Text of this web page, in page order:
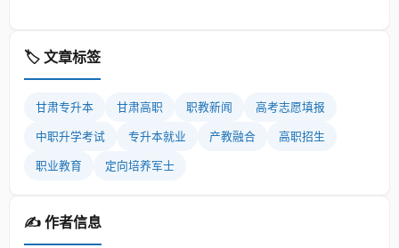
🏷️ 文章标签
甘肃专升本 甘肃高职 职教新闻 高考志愿填报
中职升学考试 专升本就业 产教融合 高职招生
职业教育 定向培养军士
✍️ 作者信息